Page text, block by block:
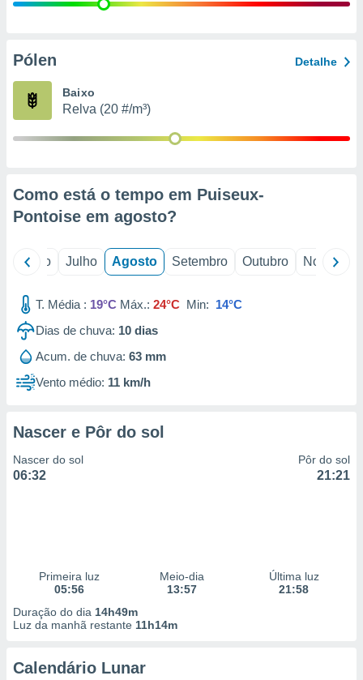
e
de
Pólen Detalhe
Baixo
Relva (20 #/m³)
Como está o tempo em Puiseux-
Pontoise em agosto?
Junho Julho Agosto Setembro Outubro Novembro
T. Média : 19°C Máx.: 24°C Min: 14°C
Dias de chuva: 10 dias
Acum. de chuva: 63 mm
Vento médio: 11 km/h
Nascer e Pôr do sol
Nascer do sol
06:32
Pôr do sol
21:21
Primeira luz
05:56
Meio-dia
13:57
Última luz
21:58
Duração do dia 14h49m
Luz da manhã restante 11h14m
Calendário Lunar